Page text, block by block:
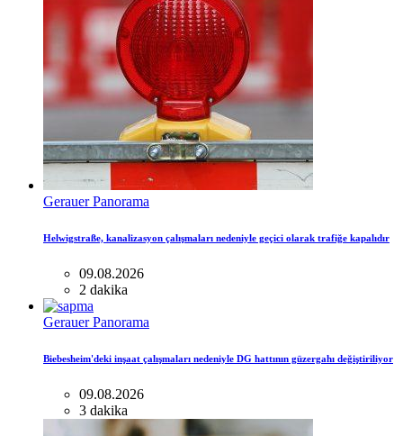
Gerauer Panorama
Helwigstraße, kanalizasyon çalışmaları nedeniyle geçici olarak trafiğe kapalıdır
09.08.2026
2 dakika
Gerauer Panorama
Biebesheim'deki inşaat çalışmaları nedeniyle DG hattının güzergahı değiştiriliyor
09.08.2026
3 dakika